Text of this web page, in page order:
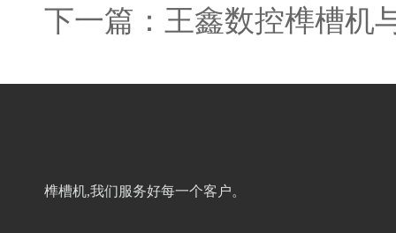
下一篇： 王鑫数控榫槽机
榫槽机,我们服务好每一个客户。